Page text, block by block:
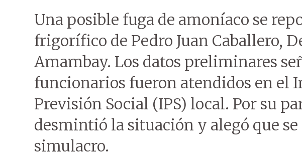
Una posible fuga de amoníaco se
frigorífico de Pedro Juan Caballero,
Amambay. Los datos preliminares
funcionarios fueron atendidos en el
Previsión Social (IPS) local. Por su
desmintió la situación y alegó que
simulacro.